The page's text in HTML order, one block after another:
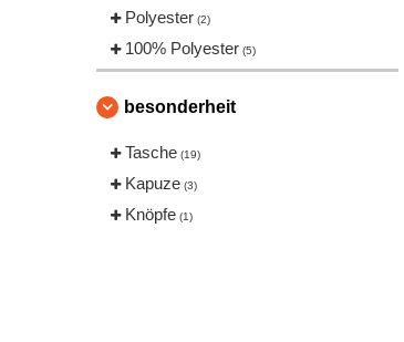
Polyester (2)
100% Polyester (5)
besonderheit
Tasche (19)
Kapuze (3)
Knöpfe (1)